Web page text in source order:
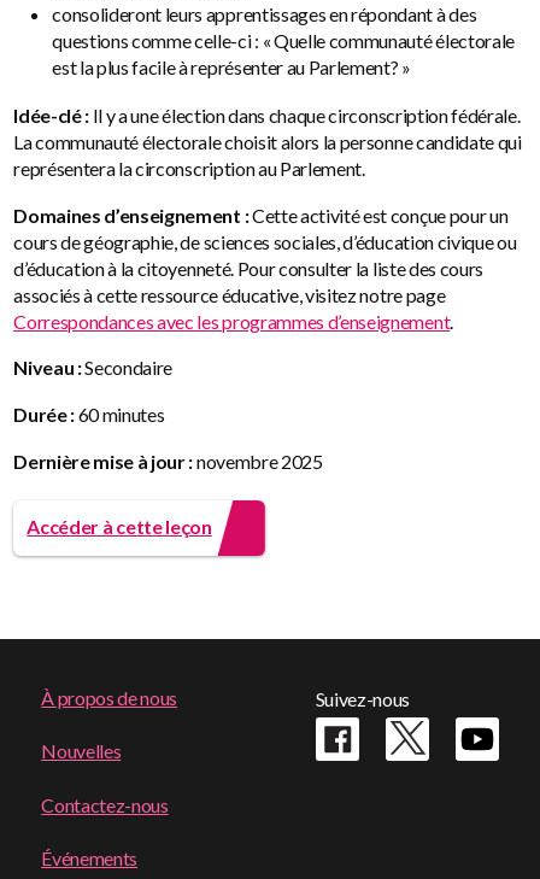
consolideront leurs apprentissages en répondant à des
questions comme celle-ci : « Quelle communauté électorale
est la plus facile à représenter au Parlement? »
Idée-clé : Il y a une élection dans chaque circonscription fédérale.
La communauté électorale choisit alors la personne candidate qui
représentera la circonscription au Parlement.
Domaines d’enseignement :Cette activité est conçue pour un
cours de géographie, de sciences sociales, d’éducation civique ou
d’éducation à la citoyenneté. Pour consulter la liste des cours
associés à cette ressource éducative, visitez notre page
Correspondances avec les programmes d’enseignement.
Niveau :Secondaire
Durée :60 minutes
Dernière mise à jour :novembre 2025
Accéder à cette leçon
Footer
menu
À propos de nous
Nouvelles
Contactez-nous
Événements
Suivez-nous